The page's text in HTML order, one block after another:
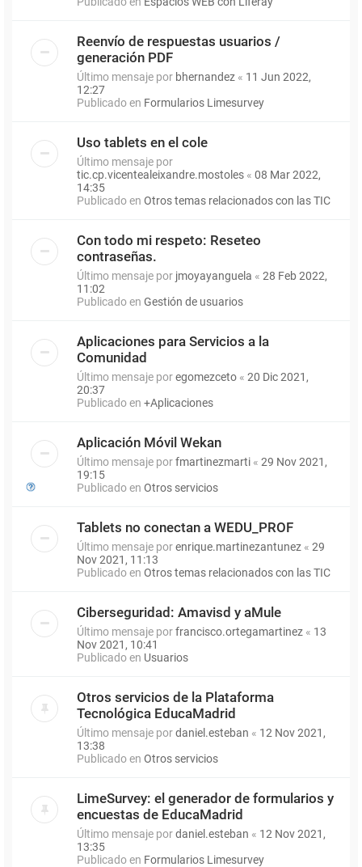
Reenvío de respuestas usuarios /
generación PDF
Último mensaje por bhernandez « 11 Jun 2022,
12:27
Publicado en Formularios Limesurvey
Uso tablets en el cole
Último mensaje por
tic.cp.vicentealeixandre.mostoles « 08 Mar 2022,
14:35
Publicado en Otros temas relacionados con las TIC
Con todo mi respeto: Reseteo
contraseñas.
Último mensaje por jmoyayanguela « 28 Feb 2022,
11:02
Publicado en Gestión de usuarios
Aplicaciones para Servicios a la
Comunidad
Último mensaje poregomezceto « 20 Dic 2021,
20:37
Publicado en +Aplicaciones
Aplicación Móvil Wekan
Último mensaje porfmartinezmarti « 29 Nov 2021,
19:15
Publicado en Otros servicios
Tablets no conectan a WEDU_PROF
Último mensaje porenrique.martinezantunez « 29
Nov 2021, 11:13
Publicado en Otros temas relacionados con las TIC
Ciberseguridad: Amavisd y aMule
Último mensaje porfrancisco.ortegamartinez « 13
Nov 2021, 10:41
Publicado en Usuarios
Otros servicios de la Plataforma
Tecnológica EducaMadrid
Último mensaje pordaniel.esteban « 12 Nov 2021,
13:38
Publicado en Otros servicios
LimeSurvey: el generador de formularios y
encuestas de EducaMadrid
Último mensaje pordaniel.esteban « 12 Nov 2021,
13:35
Publicado en Formularios Limesurvey